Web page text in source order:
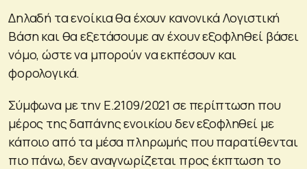
Δηλαδή τα ενοίκια θα έχουν κανονικά Λογιστική
Βάση και θα εξετάσουμε αν έχουν εξοφληθεί βάσει
νόμο, ώστε να μπορούν να εκπέσουν και
φορολογικά.
Σύμφωνα με την Ε.2109/2021 σε περίπτωση που
μέρος της δαπάνης ενοικίου δεν εξοφληθεί με
κάποιο από τα μέσα πληρωμής που παρατίθενται
πιο πάνω, δεν αναγνωρίζεται προς έκπτωση το